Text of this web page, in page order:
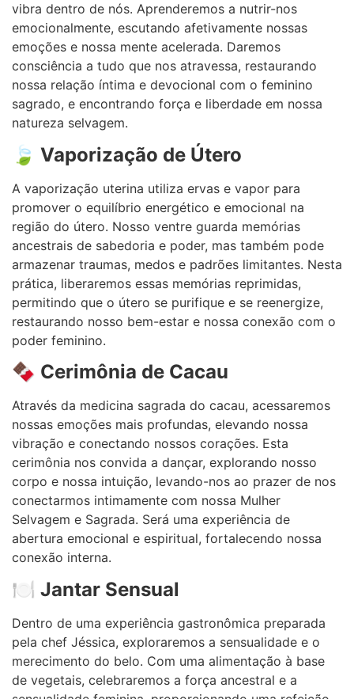
vibra dentro de nós. Aprenderemos a nutrir-nos
emocionalmente, escutando afetivamente nossas
emoções e nossa mente acelerada. Daremos
consciência a tudo que nos atravessa, restaurando
nossa relação íntima e devocional com o feminino
sagrado, e encontrando força e liberdade em nossa
natureza selvagem.
🍃 Vaporização de Útero
A vaporização uterina utiliza ervas e vapor para
promover o equilíbrio energético e emocional na
região do útero. Nosso ventre guarda memórias
ancestrais de sabedoria e poder, mas também pode
armazenar traumas, medos e padrões limitantes. Nesta
prática, liberaremos essas memórias reprimidas,
permitindo que o útero se purifique e se reenergize,
restaurando nosso bem-estar e nossa conexão com o
poder feminino.
🍫 Cerimônia de Cacau
Através da medicina sagrada do cacau, acessaremos
nossas emoções mais profundas, elevando nossa
vibração e conectando nossos corações. Esta
cerimônia nos convida a dançar, explorando nosso
corpo e nossa intuição, levando-nos ao prazer de nos
conectarmos intimamente com nossa Mulher
Selvagem e Sagrada. Será uma experiência de
abertura emocional e espiritual, fortalecendo nossa
conexão interna.
🍽️ Jantar Sensual
Dentro de uma experiência gastronômica preparada
pela chef Jéssica, exploraremos a sensualidade e o
merecimento do belo. Com uma alimentação à base
de vegetais, celebraremos a força ancestral e a